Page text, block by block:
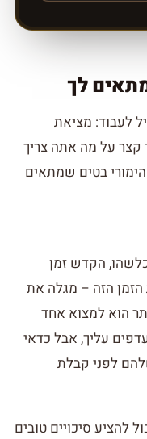
לך
לעבוד: מציאת
קצר על מה אתה צריך
בטים שמתאים
הקדש זמן
הזה – מגלה את
הוא למצוא אחד
עליך, אבל כדאי
לפני קבלת
להציע סיכויים טובים